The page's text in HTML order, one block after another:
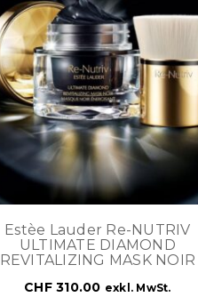
Estèe Lauder Re-NUTRIV
ULTIMATE DIAMOND
REVITALIZING MASK NOIR
CHF310.00 exkl. MwSt.